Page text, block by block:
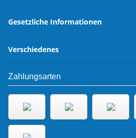
Gesetzliche Informationen
Verschiedenes
Zahlungsarten